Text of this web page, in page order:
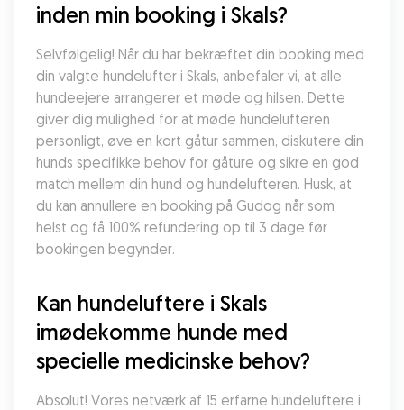
inden min booking i Skals?
Selvfølgelig! Når du har bekræftet din booking med
din valgte hundelufter i Skals, anbefaler vi, at alle
hundeejere arrangerer et møde og hilsen. Dette
giver dig mulighed for at møde hundelufteren
personligt, øve en kort gåtur sammen, diskutere din
hunds specifikke behov for gåture og sikre en god
match mellem din hund og hundelufteren. Husk, at
du kan annullere en booking på Gudog når som
helst og få 100% refundering op til 3 dage før
bookingen begynder.
Kan hundeluftere i Skals
imødekomme hunde med
specielle medicinske behov?
Absolut! Vores netværk af 15 erfarne hundeluftere i